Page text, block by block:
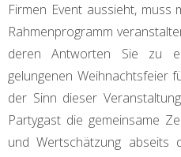
Firmen Event aussieht,
Rahmenprogramm
deren Antworten Sie zu
gelungenen Weihnachtsfeier
der Sinn dieser
Partygast die gemeinsame
und Wertschätzung abseits